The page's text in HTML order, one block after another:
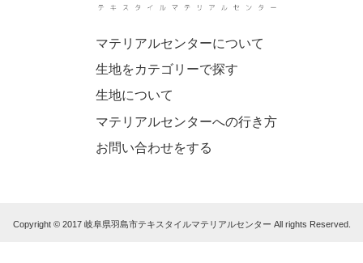
マテリアルセンターについて
生地をカテゴリーで探す
生地について
マテリアルセンターへの行き方
お問い合わせをする
Copyright © 2017 岐阜県羽島市テキスタイルマテリアルセンター All rights Reserved.